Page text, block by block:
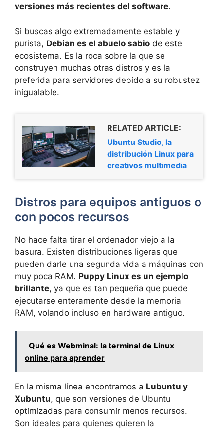
versiones más recientes del software.
Si buscas algo extremadamente estable y
purista, Debian es el abuelo sabio de este
ecosistema. Es la roca sobre la que se
construyen muchas otras distros y es la
preferida para servidores debido a su robustez
inigualable.
RELATED ARTICLE:
Ubuntu Studio, la
distribución Linux para
creativos multimedia
Distros para equipos antiguos o
con pocos recursos
No hace falta tirar el ordenador viejo a la
basura. Existen distribuciones ligeras que
pueden darle una segunda vida a máquinas con
muy poca RAM. Puppy Linux es un ejemplo
brillante, ya que es tan pequeña que puede
ejecutarse enteramente desde la memoria
RAM, volando incluso en hardware antiguo.
Qué es Webminal: la terminal de Linux
online para aprender
En la misma línea encontramos a Lubuntu y
Xubuntu, que son versiones de Ubuntu
optimizadas para consumir menos recursos.
Son ideales para quienes quieren la